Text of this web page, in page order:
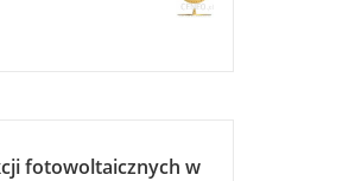
fotowoltaicznych w